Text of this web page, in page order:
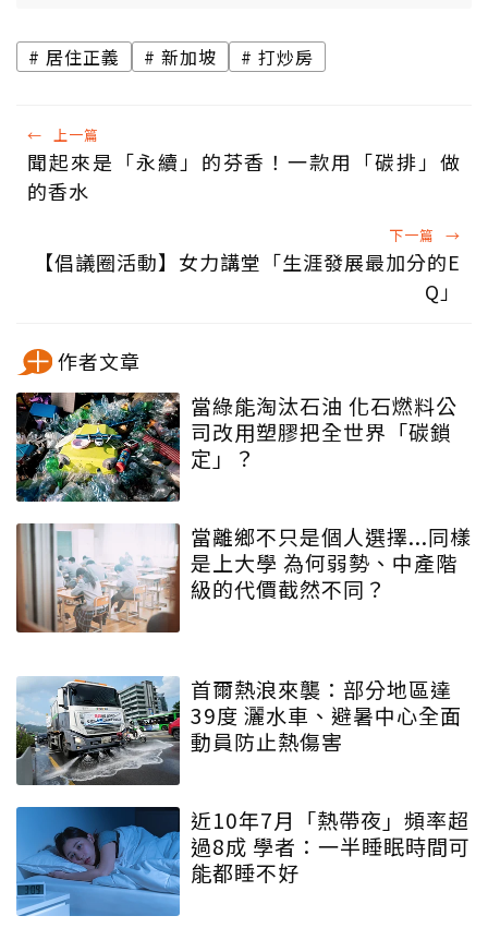
居住正義 新加坡 打炒房
← 上一篇
聞起來是「永續」的芬香！一款用「碳排」做
的香水
下一篇 →
【倡議圈活動】女力講堂「生涯發展最加分的E
Q」
作者文章
當綠能淘汰石油 化石燃料公
司改用塑膠把全世界「碳鎖
定」？
當離鄉不只是個人選擇...同樣
是上大學 為何弱勢、中產階
級的代價截然不同？
首爾熱浪來襲：部分地區達
39度 灑水車、避暑中心全面
動員防止熱傷害
近10年7月「熱帶夜」頻率超
過8成 學者：一半睡眠時間可
能都睡不好